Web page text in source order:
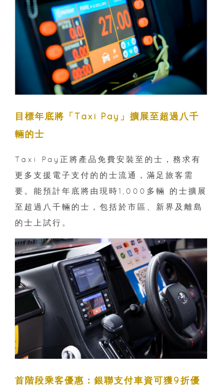
目標年底將「Taxi Pay」擴展至超過八千
輛的士
Taxi Pay正將產品免費安裝至的士，務求有
更多支援電子支付的的士流通，滿足旅客需
要。能預計年底將由現時1,000多輛 的士擴展
至超過八千輛的士，包括於市區、新界及離島
的士上試行。
首階段乘客優惠：銀聯支付車資可獲9折優